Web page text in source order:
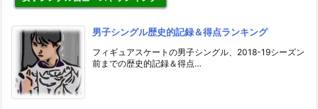
男子シングル歴史的記録＆得点ランキング
フィギュアスケートの男子シングル、2018-19シーズン
前までの歴史的記録＆得点…